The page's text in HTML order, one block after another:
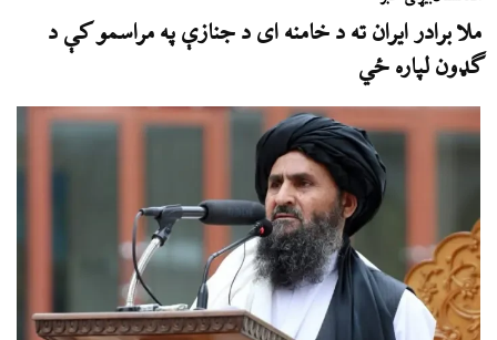
ملا برادر ایران ته د خامنه ای د جنازې په مراسمو کې د
ګډون لپاره ځي